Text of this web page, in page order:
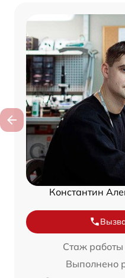
Константин
Стаж работы
Выполнено